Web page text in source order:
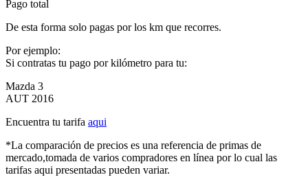
Pago total
De esta forma solo pagas por los km que recorres.
Por ejemplo:
Si contratas tu pago por kilómetro para tu:
Mazda 3
AUT 2016
Encuentra tu tarifa aqui
*La comparación de precios es una referencia de primas de
mercado,tomada de varios compradores en línea por lo cual las
tarifas aqui presentadas pueden variar.